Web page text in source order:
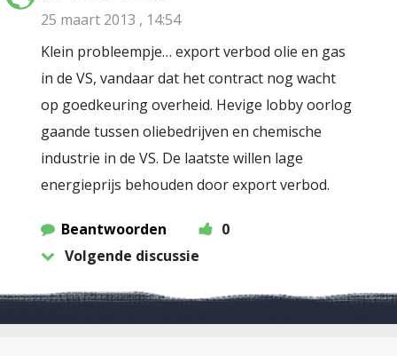
25 maart 2013 , 14:54
Klein probleempje… export verbod olie en gas
in de VS, vandaar dat het contract nog wacht
op goedkeuring overheid. Hevige lobby oorlog
gaande tussen oliebedrijven en chemische
industrie in de VS. De laatste willen lage
energieprijs behouden door export verbod.
Beantwoorden
0
Volgende discussie